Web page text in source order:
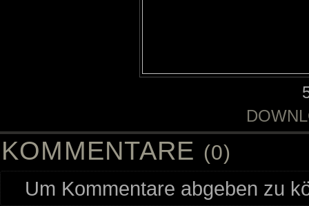
KOMMENTARE (0)
Um Kommentare abgeben zu